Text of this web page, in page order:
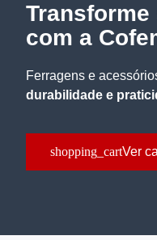
com a
Ferragens e
durabilidade e
Ver